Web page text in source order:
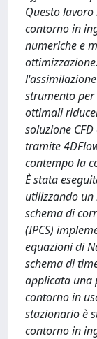
Questo
contorno in
numeriche e
strumento
ottimali
soluzione
tramite
contempo la
È stata
utilizzando
schema di
(IPCS)
equazioni di
schema di
applicata una
contorno in
stazionario è
contorno in